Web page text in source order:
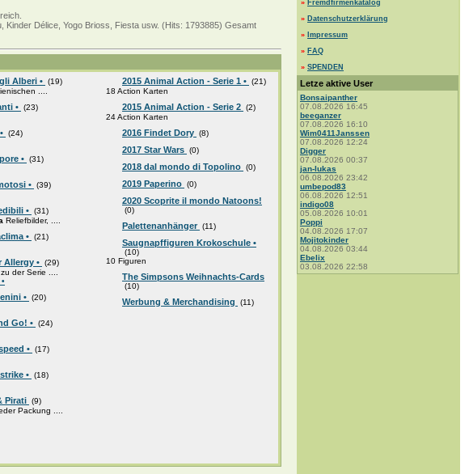
Délice, Yogo Brioss, Fiesta usw. (Hits: 1793885) Gesamt
Alberi • (19)
....
• (23)
(24)
• (31)
• (39)
• (31)
Reliefbilder, ....
• (21)
Allergy • (29)
der Serie ....
• (20)
Go! • (24)
• (17)
• (18)
Pirati (9)
Packung ....
2015 Animal Action - Serie 1 • (21)
18 Action Karten
2015 Animal Action - Serie 2 (2)
24 Action Karten
2016 Findet Dory (8)
2017 Star Wars (0)
2018 dal mondo di Topolino (0)
2019 Paperino (0)
2020 Scoprite il mondo Natoons!
(0)
Palettenanhänger (11)
Saugnapffiguren Krokoschule •
(10)
10 Figuren
The Simpsons Weihnachts-Cards
(10)
Werbung & Merchandising (11)
» Fremdfirmenkatalog
» Datenschutzerklärung
» Impressum
» FAQ
» SPENDEN
Letze aktive User
Bonsaipanther
07.08.2026 16:45
beeganzer
07.08.2026 16:10
Wim0411Janssen
07.08.2026 12:24
Digger
07.08.2026 00:37
jan-lukas
06.08.2026 23:42
umbepod83
06.08.2026 12:51
indigo08
05.08.2026 10:01
Poppi
04.08.2026 17:07
Mojitokinder
04.08.2026 03:44
Ebelix
03.08.2026 22:58